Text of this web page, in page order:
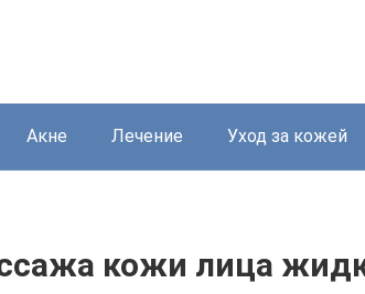
Акне Лечение Уход за кожей
кожи лица